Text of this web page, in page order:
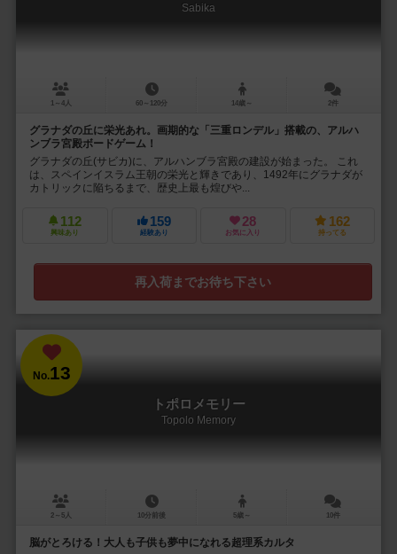
Sabika
1～4人 60～120分 14歳～ 2件
グラナダの丘に栄光あれ。画期的な「三重ロンデル」搭載の、アルハ
ンブラ宮殿ボードゲーム！
グラナダの丘(サビカ)に、アルハンブラ宮殿の建設が始まった。 これ
は、スペインイスラム王朝の栄光と輝きであり、1492年にグラナダが
カトリックに陥ちるまで、歴史上最も煌びや...
112
興味あり
159
経験あり
28
お気に入り
162
持ってる
再入荷までお待ち下さい
No.13
トポロメモリー
Topolo Memory
2～5人 10分前後 5歳～ 10件
脳がとろける！大人も子供も夢中になれる超理系カルタ